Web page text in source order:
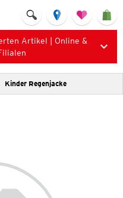
Artikel | Online &
Kinder Regenjacke